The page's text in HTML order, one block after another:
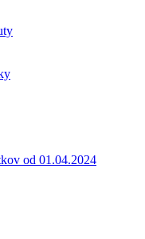
od 01.04.2024